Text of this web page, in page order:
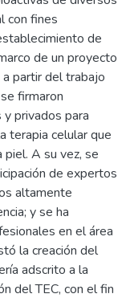
con fines
de
de un proyecto
partir del trabajo
firmaron
privados para
terapia celular que
A su vez, se
de expertos
altamente
y se ha
en el área
la creación del
adscrito a la
del TEC, con el fin